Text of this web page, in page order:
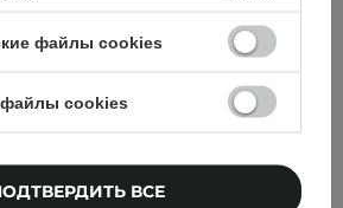
файлы cookies
cookies
ВСЕ